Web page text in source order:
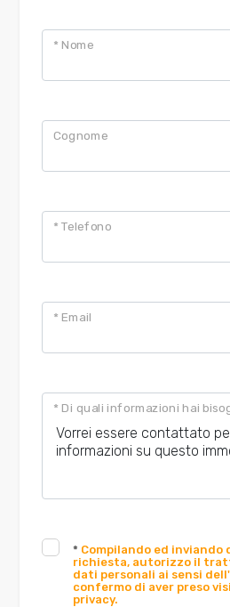
* Nome
Cognome
* Telefono
* Email
* Di quali informazioni hai
* Compilando ed inviando
richiesta, autorizzo il
dati personali ai sensi
confermo di aver preso
privacy.